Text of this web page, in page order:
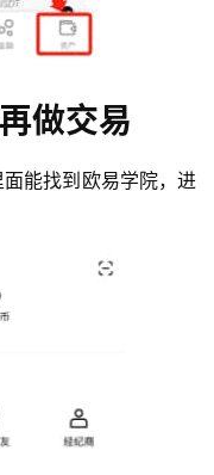
做交易
能找到欧易学院，进